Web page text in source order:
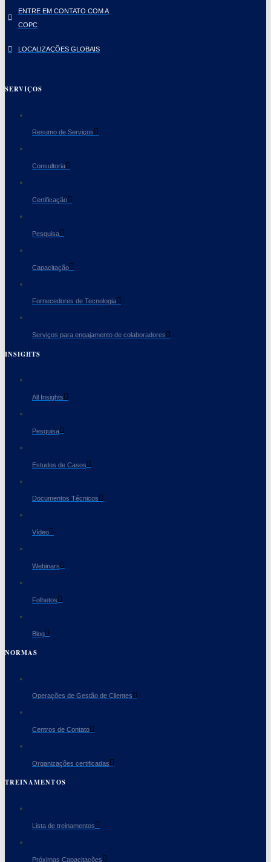
ENTRE EM CONTATO COM A
COPC
LOCALIZAÇÕES GLOBAIS
SERVIÇOS
Resumo de Serviços
Consultoria
Certificação
Pesquisa
Capacitação
Fornecedores de Tecnologia
Serviços para engajamento de colaboradores
INSIGHTS
All Insights
Pesquisa
Estudos de Casos
Documentos Técnicos
Vídeo
Webinars
Folhetos
Blog
NORMAS
Operações de Gestão de Clientes
Centros de Contato
Organizações certificadas
TREINAMENTOS
Lista de treinamentos
Próximas Capacitações